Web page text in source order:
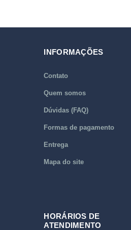
INFORMAÇÕES
Contato
Quem somos
Dúvidas (FAQ)
Formas de pagamento
Entrega
Mapa do site
HORÁRIOS DE
ATENDIMENTO